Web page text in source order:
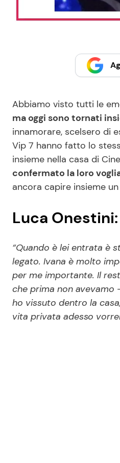
Abbiamo visto tutti le
ma oggi sono tornati
innamorare, scelsero di
Vip 7 hanno fatto lo
insieme nella casa di
confermato la loro
ancora capire insieme
Luca
“Quando è lei entrata è
legato. Ivana è molto
per me importante. Il
che prima non avevamo
ho vissuto dentro la
vita privata adesso